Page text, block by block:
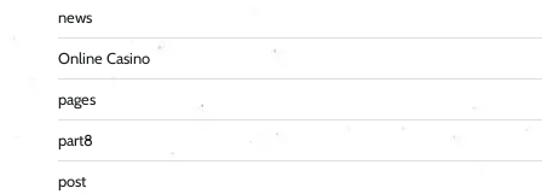
news
Online Casino
pages
part8
post